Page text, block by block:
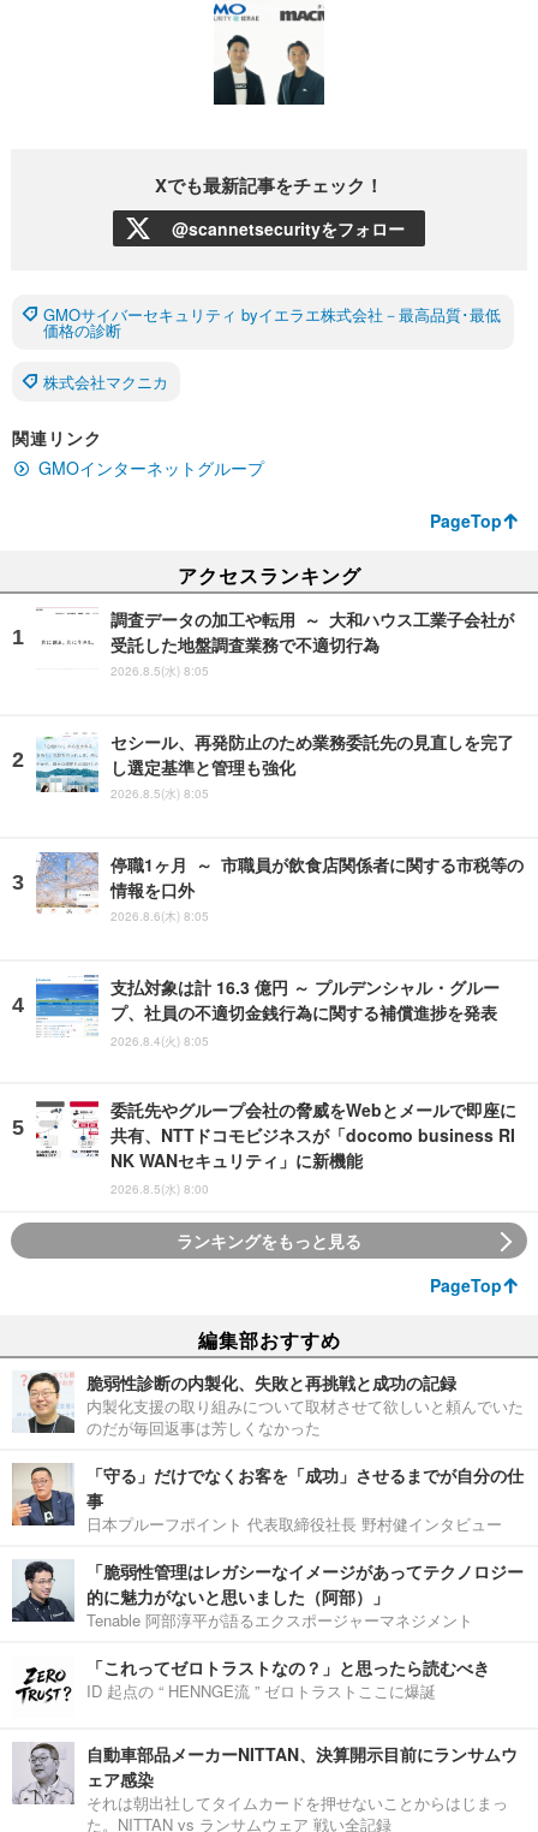
Xでも最新記事をチェック！
@scannetsecurityをフォロー
GMOサイバーセキュリティ byイエラエ株式会社－最高品質･最低
価格の診断
株式会社マクニカ
関連リンク
GMOインターネットグループ
PageTop
アクセスランキング
調査データの加工や転用 ～ 大和ハウス工業子会社が
受託した地盤調査業務で不適切行為
2026.8.5(水) 8:05
セシール、再発防止のため業務委託先の見直しを完了
し選定基準と管理も強化
2026.8.5(水) 8:05
停職1ヶ月 ～ 市職員が飲食店関係者に関する市税等の
情報を口外
2026.8.6(木) 8:05
支払対象は計 16.3 億円 ～ プルデンシャル・グルー
プ、社員の不適切金銭行為に関する補償進捗を発表
2026.8.4(火) 8:05
委託先やグループ会社の脅威をWebとメールで即座に
共有、NTTドコモビジネスが「docomo business RI
NK WANセキュリティ」に新機能
2026.8.5(水) 8:00
ランキングをもっと見る
PageTop
編集部おすすめ
脆弱性診断の内製化、失敗と再挑戦と成功の記録
内製化支援の取り組みについて取材させて欲しいと頼んでいた
のだが毎回返事は芳しくなかった
「守る」だけでなくお客を「成功」させるまでが自分の仕
事
日本プルーフポイント 代表取締役社長 野村健インタビュー
「脆弱性管理はレガシーなイメージがあってテクノロジー
的に魅力がないと思いました（阿部）」
Tenable 阿部淳平が語るエクスポージャーマネジメント
「これってゼロトラストなの？」と思ったら読むべき
ID 起点の “ HENNGE流 ” ゼロトラストここに爆誕
自動車部品メーカーNITTAN、決算開示目前にランサムウ
ェア感染
それは朝出社してタイムカードを押せないことからはじまっ
た。NITTAN vs ランサムウェア 戦い全記録